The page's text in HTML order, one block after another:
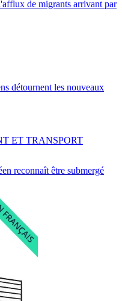
de migrants arrivant par
détournent les nouveaux
reconnaît être submergé
ET TRANSPORT